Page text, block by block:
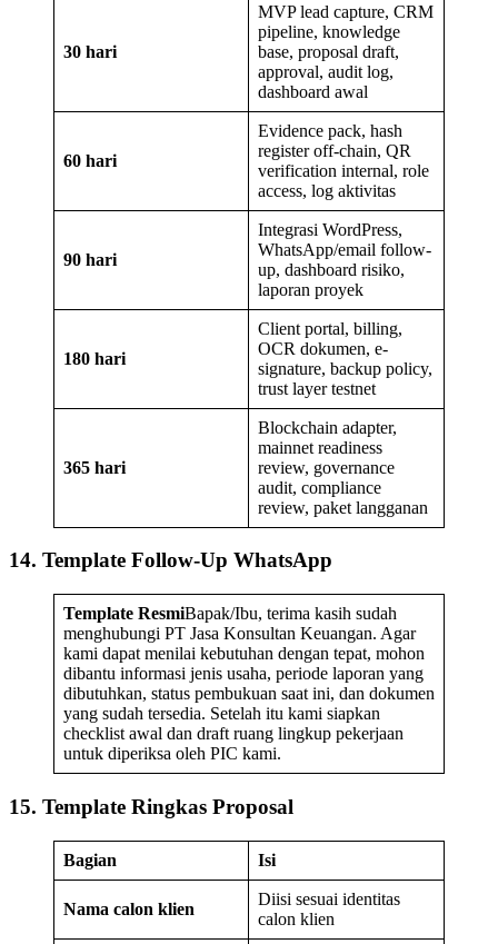
30 hari
MVP lead capture, CRM
pipeline, knowledge
base, proposal draft,
approval, audit log,
dashboard awal
60 hari
Evidence pack, hash
register off-chain, QR
verification internal, role
access, log aktivitas
90 hari
Integrasi WordPress,
WhatsApp/email follow-
up, dashboard risiko,
laporan proyek
180 hari
Client portal, billing,
OCR dokumen, e-
signature, backup policy,
trust layer testnet
365 hari
Blockchain adapter,
mainnet readiness
review, governance
audit, compliance
review, paket langganan
14. Template Follow-Up WhatsApp
Template ResmiBapak/Ibu, terima kasih sudah
menghubungi PT Jasa Konsultan Keuangan. Agar
kami dapat menilai kebutuhan dengan tepat, mohon
dibantu informasi jenis usaha, periode laporan yang
dibutuhkan, status pembukuan saat ini, dan dokumen
yang sudah tersedia. Setelah itu kami siapkan
checklist awal dan draft ruang lingkup pekerjaan
untuk diperiksa oleh PIC kami.
15. Template Ringkas Proposal
Bagian Isi
Nama calon klien
Diisi sesuai identitas
calon klien